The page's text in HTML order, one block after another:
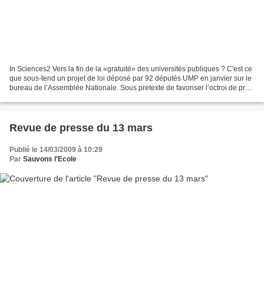
In Sciences2 Vers la fin de la «gratuité» des universités publiques ? C'est ce
que sous-tend un projet de loi déposé par 92 députés UMP en janvier sur le
bureau de l’Assemblée Nationale. Sous pretexte de favoriser l’octroi de prêts
Revue de presse du 13 mars
Publié le 14/03/2009 à 10:29
Par Sauvons l'Ecole